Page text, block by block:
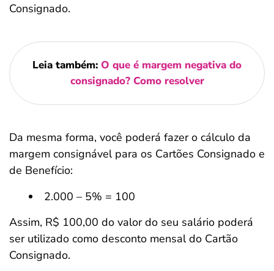
Consignado.
Leia também: O que é margem negativa do
consignado? Como resolver
Da mesma forma, você poderá fazer o cálculo da
margem consignável para os Cartões Consignado e
de Benefício:
2.000 – 5% = 100
Assim, R$ 100,00 do valor do seu salário poderá
ser utilizado como desconto mensal do Cartão
Consignado.